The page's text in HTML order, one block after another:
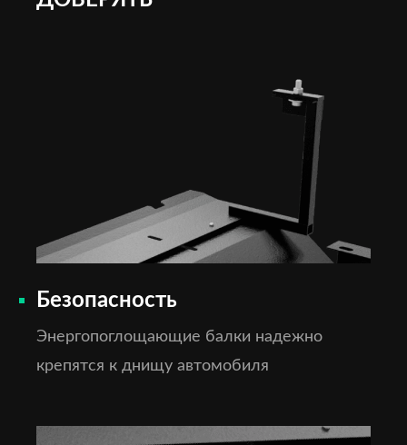
Безопасность
Энергопоглощающие балки надежно
крепятся к днищу автомобиля